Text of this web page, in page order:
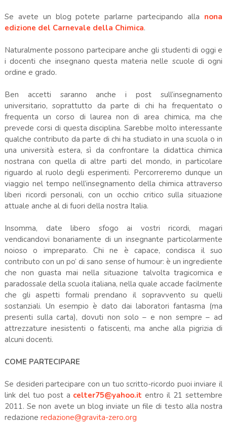
Se avete un blog potete parlarne partecipando alla nona
edizione del Carnevale della Chimica.
Naturalmente possono partecipare anche gli studenti di oggi e
i docenti che insegnano questa materia nelle scuole di ogni
ordine e grado.
Ben accetti saranno anche i post sull’insegnamento
universitario, soprattutto da parte di chi ha frequentato o
frequenta un corso di laurea non di area chimica, ma che
prevede corsi di questa disciplina. Sarebbe molto interessante
qualche contributo da parte di chi ha studiato in una scuola o in
una università estera, sì da confrontare la didattica chimica
nostrana con quella di altre parti del mondo, in particolare
riguardo al ruolo degli esperimenti. Percorreremo dunque un
viaggio nel tempo nell’insegnamento della chimica attraverso
liberi ricordi personali, con un occhio critico sulla situazione
attuale anche al di fuori della nostra Italia.
Insomma, date libero sfogo ai vostri ricordi, magari
vendicandovi bonariamente di un insegnante particolarmente
noioso o impreparato. Chi ne è capace, condisca il suo
contributo con un po’ di sano sense of humour: è un ingrediente
che non guasta mai nella situazione talvolta tragicomica e
paradossale della scuola italiana, nella quale accade facilmente
che gli aspetti formali prendano il sopravvento su quelli
sostanziali. Un esempio è dato dai laboratori fantasma (ma
presenti sulla carta), dovuti non solo – e non sempre – ad
attrezzature inesistenti o fatiscenti, ma anche alla pigrizia di
alcuni docenti.
COME PARTECIPARE
Se desideri partecipare con un tuo scritto-ricordo puoi inviare il
link del tuo post a celter75@yahoo.it entro il 21 settembre
2011. Se non avete un blog inviate un file di testo alla nostra
redazione redazione@gravita-zero.org